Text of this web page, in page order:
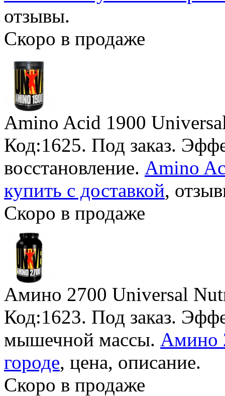
отзывы.
Скоро в продаже
Amino Acid 1900
Код:1625. Под заказ.
восстановление. Amino
купить с доставкой,
Скоро в продаже
Амино 2700 Universal
Код:1623. Под заказ.
мышечной массы. Амино
городе, цена, описание.
Скоро в продаже